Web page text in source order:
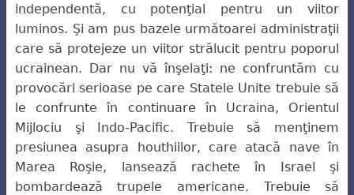
independentă, cu potenţial pentru un viitor
luminos. Şi am pus bazele următoarei administraţii
care să protejeze un viitor strălucit pentru poporul
ucrainean. Dar nu vă înşelaţi: ne confruntăm cu
provocări serioase pe care Statele Unite trebuie să
le confrunte în continuare în Ucraina, Orientul
Mijlociu şi Indo-Pacific. Trebuie să menţinem
presiunea asupra houthiilor, care atacă nave în
Marea Roşie, lansează rachete în Israel şi
bombardează trupele americane. Trebuie să